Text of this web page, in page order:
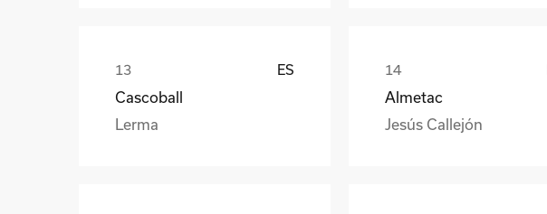
ES
Cascoball
Lerma
Almetac
Jesús Callejón